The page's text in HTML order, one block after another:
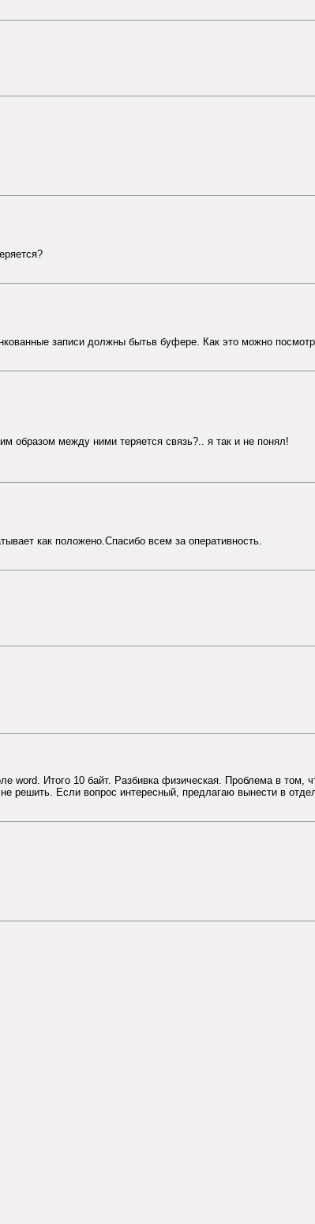
записи должны бытьв буфере. Как это можно
образом между ними теряется связь?.. я так и не понял!
как положено.Спасибо всем за оперативность.
word. Итого 10 байт. Разбивка физическая. Проблема в
решить. Если вопрос интересный, предлагаю вынести в